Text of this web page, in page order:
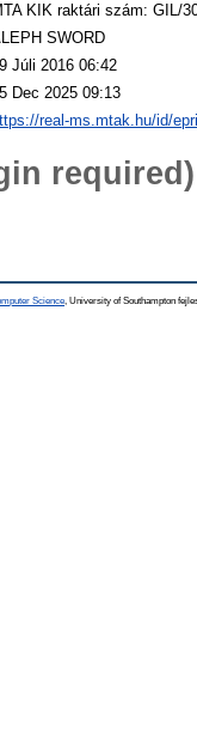
KIK raktári szám: GIL/
SWORD
Júli 2016 06:42
Dec 2025 09:13
real-ms.mtak.hu/id/
required)
Science , University of Southampton